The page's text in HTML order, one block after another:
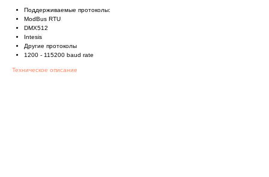
Поддерживаемые протоколы:
ModBus RTU
DMX512
Intesis
Другие протоколы
1200 - 115200 baud rate
Техническое описание